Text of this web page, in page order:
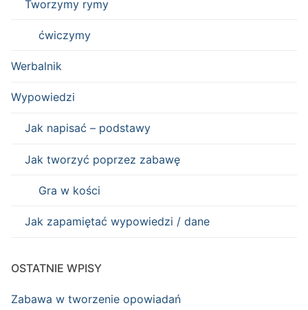
Tworzymy rymy
ćwiczymy
Werbalnik
Wypowiedzi
Jak napisać – podstawy
Jak tworzyć poprzez zabawę
Gra w kości
Jak zapamiętać wypowiedzi / dane
OSTATNIE WPISY
Zabawa w tworzenie opowiadań